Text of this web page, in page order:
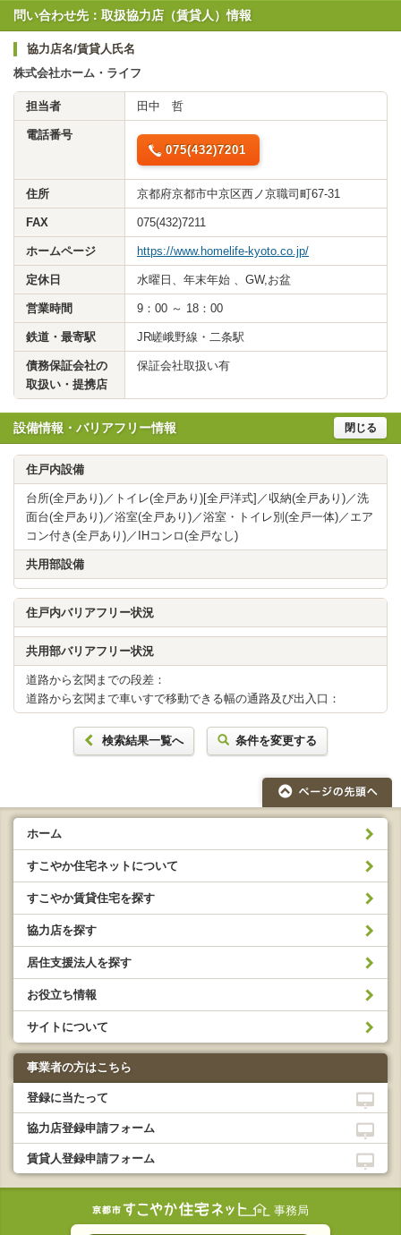
問い合わせ先：取扱協力店（賃貸人）情報
協力店名/賃貸人氏名
株式会社ホーム・ライフ
担当者 田中 哲
電話番号
075(432)7201
住所 京都府京都市中京区西ノ京職司町67-31
FAX 075(432)7211
ホームページ https://www.homelife-kyoto.co.jp/
定休日 水曜日、年末年始 、GW,お盆
営業時間 9：00 ～ 18：00
鉄道・最寄駅 JR嵯峨野線・二条駅
債務保証会社の
取扱い・提携店
保証会社取扱い有
設備情報・バリアフリー情報 閉じる
住戸内設備
台所(全戸あり)／トイレ(全戸あり)[全戸洋式]／収納(全戸あり)／洗
面台(全戸あり)／浴室(全戸あり)／浴室・トイレ別(全戸一体)／エア
コン付き(全戸あり)／IHコンロ(全戸なし)
共用部設備
住戸内バリアフリー状況
共用部バリアフリー状況
道路から玄関までの段差：
道路から玄関まで車いすで移動できる幅の通路及び出入口：
検索結果一覧へ 条件を変更する
ホーム
すこやか住宅ネットについて
すこやか賃貸住宅を探す
協力店を探す
居住支援法人を探す
お役立ち情報
サイトについて
事業者の方はこちら
登録に当たって
協力店登録申請フォーム
賃貸人登録申請フォーム
事務局